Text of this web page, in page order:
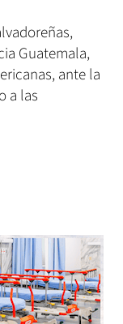
Guatemala,
ante la
a las